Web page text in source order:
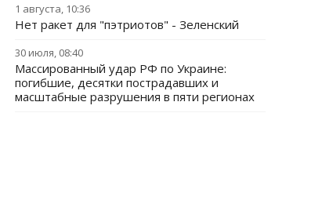
1 августа, 10:36
Нет ракет для "пэтриотов" - Зеленский
30 июля, 08:40
Массированный удар РФ по Украине:
погибшие, десятки пострадавших и
масштабные разрушения в пяти регионах